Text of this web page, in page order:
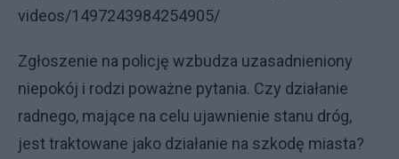
videos/1497243984254905/
Zgłoszenie na policję wzbudza uzasadnieniony
niepokój i rodzi poważne pytania. Czy działanie
radnego, mające na celu ujawnienie stanu dróg,
jest traktowane jako działanie na szkodę miasta?